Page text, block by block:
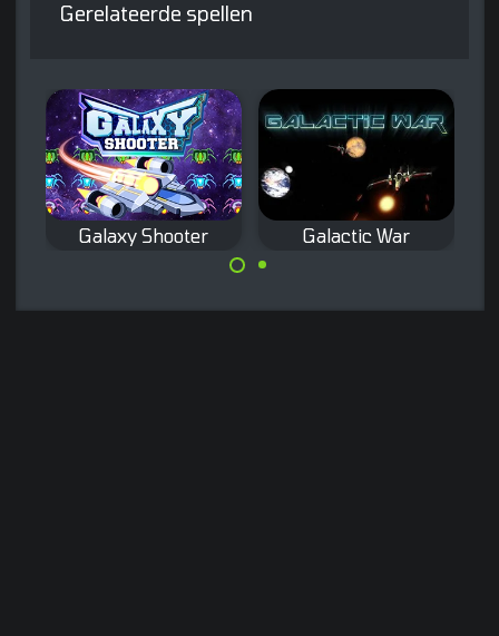
Gerelateerde spellen
Galaxy Shooter Galactic War